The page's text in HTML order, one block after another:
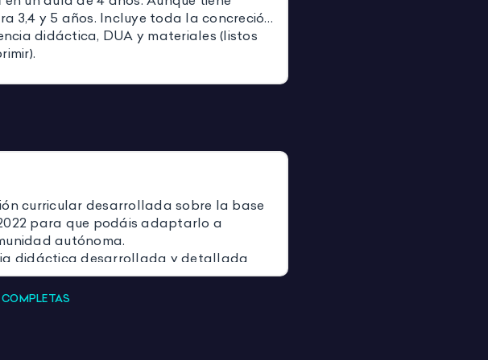
3,4 y 5 años. Incluye toda la concreción
didáctica, DUA y materiales (listos
curricular desarrollada sobre la base
para que podáis adaptarlo a
autónoma.
didáctica desarrollada y detallada
pertinentes de la concreción
COMPLETAS